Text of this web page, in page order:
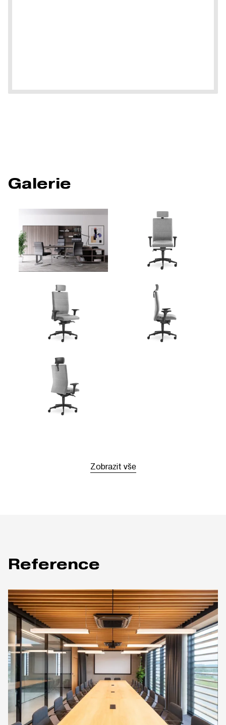
Galerie
Zobrazit vše
Reference